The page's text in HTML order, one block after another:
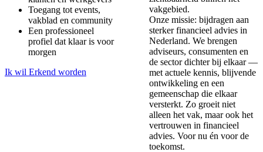
Toegang tot events,
vakblad en community
Een professioneel
profiel dat klaar is voor
morgen
Ik wil Erkend worden
vakgebied.
Onze missie: bijdragen aan
sterker financieel advies in
Nederland. We brengen
adviseurs, consumenten en
de sector dichter bij elkaar —
met actuele kennis, blijvende
ontwikkeling en een
gemeenschap die elkaar
versterkt. Zo groeit niet
alleen het vak, maar ook het
vertrouwen in financieel
advies. Voor nu én voor de
toekomst.